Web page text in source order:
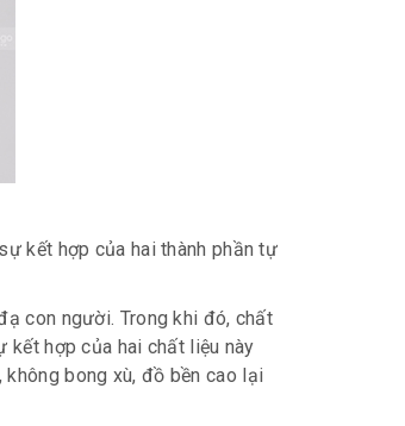
kết hợp của hai thành phần tự
con người. Trong khi đó, chất
kết hợp của hai chất liệu này
bong xù, đồ bền cao lại